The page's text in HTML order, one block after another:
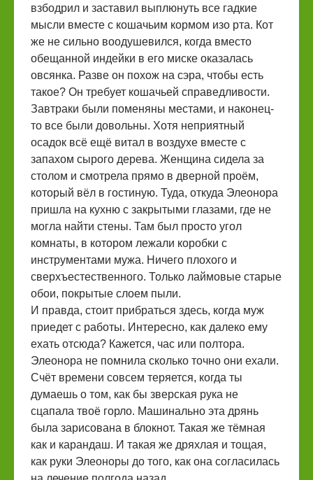
взбодрил и заставил выплюнуть все гадкие
мысли вместе с кошачьим кормом изо рта. Кот
же не сильно воодушевился, когда вместо
обещанной индейки в его миске оказалась
овсянка. Разве он похож на сэра, чтобы есть
такое? Он требует кошачьей справедливости.
Завтраки были поменяны местами, и наконец-
то все были довольны. Хотя неприятный
осадок всё ещё витал в воздухе вместе с
запахом сырого дерева. Женщина сидела за
столом и смотрела прямо в дверной проём,
который вёл в гостиную. Туда, откуда Элеонора
пришла на кухню с закрытыми глазами, где не
могла найти стены. Там был просто угол
комнаты, в котором лежали коробки с
инструментами мужа. Ничего плохого и
сверхъестественного. Только лаймовые старые
обои, покрытые слоем пыли.
И правда, стоит прибраться здесь, когда муж
приедет с работы. Интересно, как далеко ему
ехать отсюда? Кажется, час или полтора.
Элеонора не помнила сколько точно они ехали.
Счёт времени совсем теряется, когда ты
думаешь о том, как бы зверская рука не
сцапала твоё горло. Машинально эта дрянь
была зарисована в блокнот. Такая же тёмная
как и карандаш. И такая же дряхлая и тощая,
как руки Элеоноры до того, как она согласилась